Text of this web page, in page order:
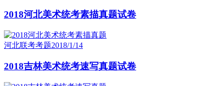
2018河北美术统考素描真题试卷
河北联考考题2018/1/14
2018吉林美术统考速写真题试卷